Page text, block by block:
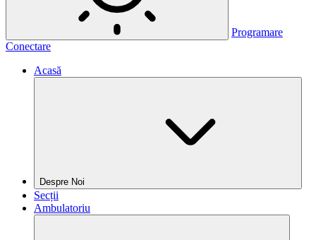
Programare
Conectare
Acasă
Despre Noi
Secții
Ambulatoriu